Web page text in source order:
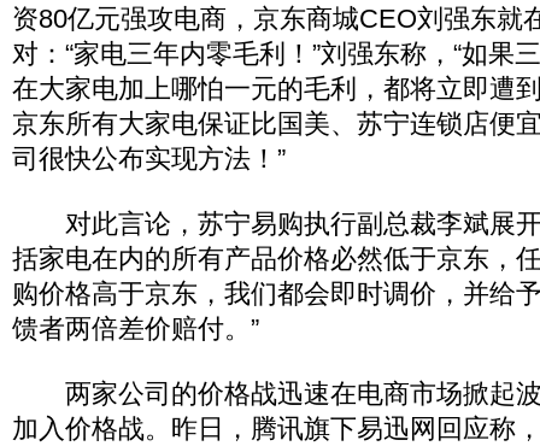
资80亿元强攻电商，京东商城CEO刘强东就
对：“家电三年内零毛利！”刘强东称，“如果
在大家电加上哪怕一元的毛利，都将立即遭
京东所有大家电保证比国美、苏宁连锁店便
司很快公布实现方法！”
对此言论，苏宁易购执行副总裁李斌展开
括家电在内的所有产品价格必然低于京东，
购价格高于京东，我们都会即时调价，并给
馈者两倍差价赔付。”
两家公司的价格战迅速在电商市场掀起
加入价格战。昨日，腾讯旗下易迅网回应称